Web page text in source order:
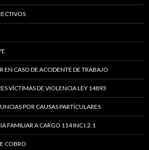
EN CASO DE ACCIDENTE DE TRABAJO
VÍCTIMAS DE VIOLENCIA LEY 14893
POR CAUSAS PARTÍCULARES
FAMILIAR A CARGO 114 INC I.2.1
COBRO